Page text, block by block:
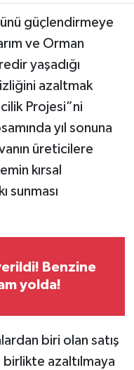
güçlendirmeye
ve Orman
yaşadığı
azaltmak
Projesi”ni
yıl sonuna
üreticilere
kırsal
sunması
Benzine
yolda!
biri olan satış
azaltılmaya